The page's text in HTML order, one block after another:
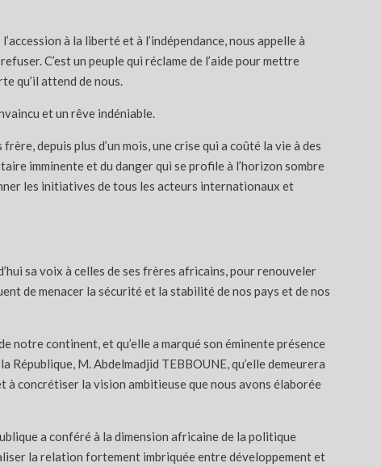
à la liberté et à l’indépendance, nous appelle à
C’est un peuple qui réclame de l’aide pour mettre
qu’il attend de nous.
et un rêve indéniable.
depuis plus d’un mois, une crise qui a coûté la vie à des
imminente et du danger qui se profile à l’horizon sombre
les initiatives de tous les acteurs internationaux et
sa voix à celles de ses frères africains, pour renouveler
de menacer la sécurité et la stabilité de nos pays et de nos
notre continent, et qu’elle a marqué son éminente présence
M. Abdelmadjid TEBBOUNE, qu’elle demeurera
concrétiser la vision ambitieuse que nous avons élaborée
a conféré à la dimension africaine de la politique
la relation fortement imbriquée entre développement et